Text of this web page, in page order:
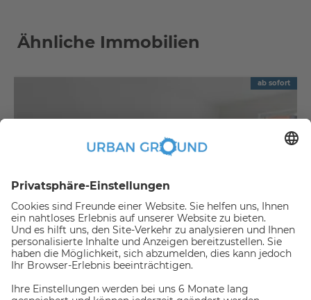
Ähnliche Immobilien
ab sofort
€1.090,00 per month
Mitte:Mitte
57.88 m2 | 2Zimmer | Unmöbliert